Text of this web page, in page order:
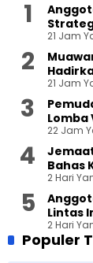
21 Jam
21 Jam
Lomba
22 Jam
Bahas
2 Hari
Lintas
2 Hari
Populer